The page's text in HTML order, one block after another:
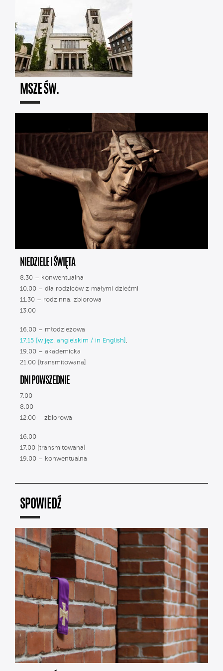
MSZE ŚW.
NIEDZIELE I ŚWIĘTA
8.30 – konwentualna
10.00 – dla rodziców z małymi dziećmi
11.30 – rodzinna, zbiorowa
13.00
16.00 – młodzieżowa
17.15 [w jęz. angielskim / in English] ,
19.00 – akademicka
21.00 [transmitowana]
DNI POWSZEDNIE
7.00
8.00
12.00 – zbiorowa
16.00
17.00 [transmitowana]
19.00 – konwentualna
SPOWIEDŹ